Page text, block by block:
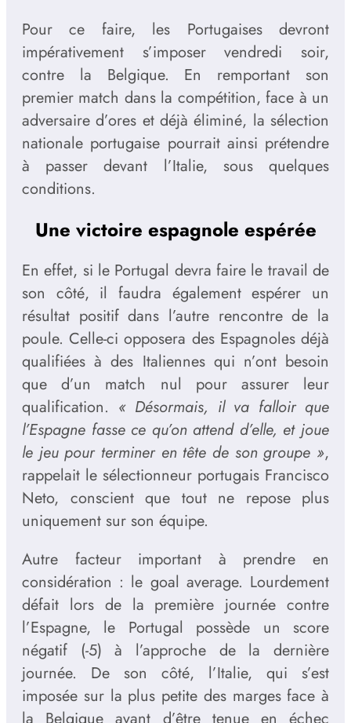
Pour ce faire, les Portugaises devront
impérativement s’imposer vendredi soir,
contre la Belgique. En remportant son
premier match dans la compétition, face à un
adversaire d’ores et déjà éliminé, la sélection
nationale portugaise pourrait ainsi prétendre
à passer devant l’Italie, sous quelques
conditions.
Une victoire espagnole espérée
En effet, si le Portugal devra faire le travail de
son côté, il faudra également espérer un
résultat positif dans l’autre rencontre de la
poule. Celle-ci opposera des Espagnoles déjà
qualifiées à des Italiennes qui n’ont besoin
que d’un match nul pour assurer leur
qualification. « Désormais, il va falloir que
l’Espagne fasse ce qu’on attend d’elle, et joue
le jeu pour terminer en tête de son groupe »,
rappelait le sélectionneur portugais Francisco
Neto, conscient que tout ne repose plus
uniquement sur son équipe.
Autre facteur important à prendre en
considération : le goal average. Lourdement
défait lors de la première journée contre
l’Espagne, le Portugal possède un score
négatif (-5) à l’approche de la dernière
journée. De son côté, l’Italie, qui s’est
imposée sur la plus petite des marges face à